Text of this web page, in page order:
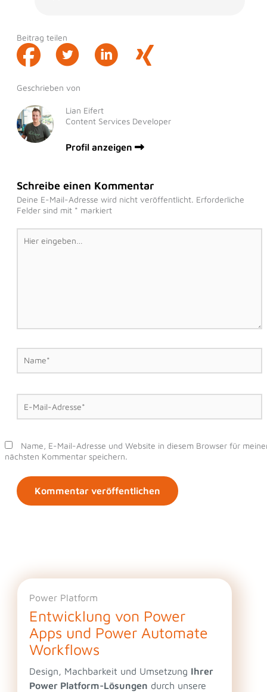
Beitrag teilen
Geschrieben von
Lian Eifert
Content Services Developer
Profil anzeigen
Schreibe einen Kommentar
Deine E-Mail-Adresse wird nicht veröffentlicht. Erforderliche
Felder sind mit * markiert
Hier
eingeben…
Name*
E-
Mail-
Adresse*
Name, E-Mail-Adresse und Website in diesem Browser für
nächsten Kommentar speichern.
Power Platform
Entwicklung von Power
Apps und Power Automate
Workflows
Design, Machbarkeit und Umsetzung Ihrer
Power Platform-Lösungen durch unsere